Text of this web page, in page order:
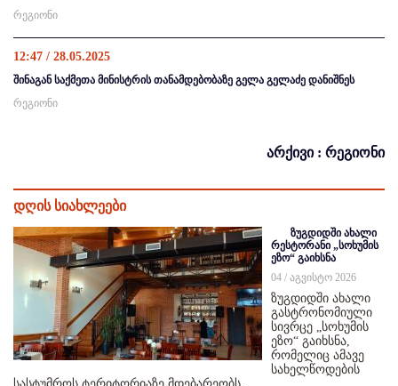
რეგიონი
12:47 / 28.05.2025
შინაგან საქმეთა მინისტრის თანამდებობაზე გელა გელაძე დანიშნეს
რეგიონი
არქივი : რეგიონი
დღის სიახლეები
ზუგდიდში ახალი
რესტორანი „სოხუმის
ეზო“ გაიხსნა
04 / აგვისტო 2026
ზუგდიდში ახალი
გასტრონომიული
სივრცე „სოხუმის
ეზო“ გაიხსნა,
რომელიც ამავე
სახელწოდების